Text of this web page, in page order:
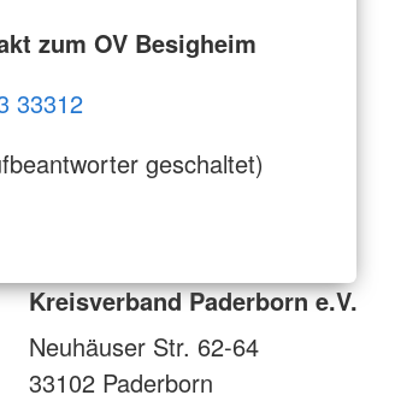
zum OV Besigheim
33312
geschaltet)
Kreisverband Paderborn e.V.
Neuhäuser Str. 62-64
33102 Paderborn